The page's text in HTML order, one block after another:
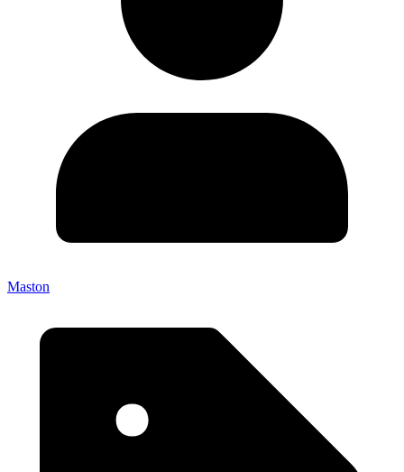
Maston